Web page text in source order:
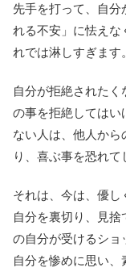
先手を打って、自分
れる不安」に怯え
れでは淋しすぎます。
自分が拒絶された
の事を拒絶してはい
ない人は、他人から
り、喜ぶ事を恐れて
それは、今は、優し
自分を裏切り、見
の自分が受けるショ
自分を惨めに思い、